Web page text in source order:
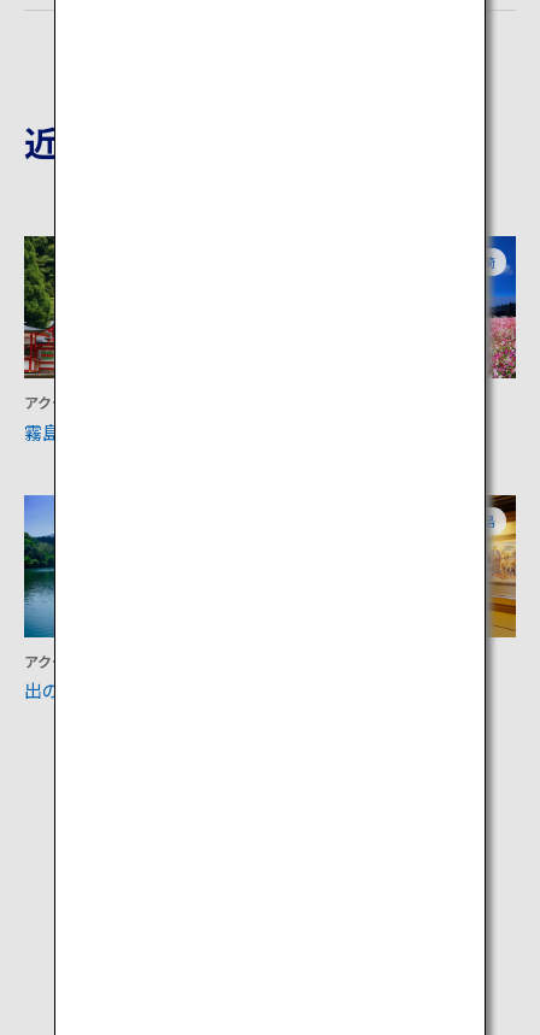
近隣の観光地
アクティビティ
霧島神宮
宮崎
アクティビティ
出の山公園
鹿児島